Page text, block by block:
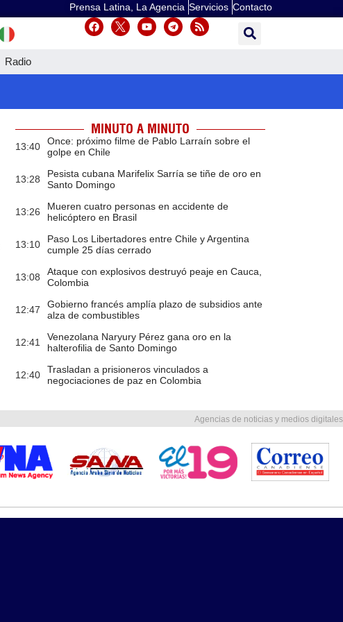
Prensa Latina, La Agencia Servicios Contacto
Radio
MINUTO A MINUTO
13:40
Once: próximo filme de Pablo Larraín sobre el
golpe en Chile
13:28
Pesista cubana Marifelix Sarría se tiñe de oro en
Santo Domingo
13:26
Mueren cuatro personas en accidente de
helicóptero en Brasil
13:10
Paso Los Libertadores entre Chile y Argentina
cumple 25 días cerrado
13:08
Ataque con explosivos destruyó peaje en Cauca,
Colombia
12:47
Gobierno francés amplía plazo de subsidios ante
alza de combustibles
12:41
Venezolana Naryury Pérez gana oro en la
halterofilia de Santo Domingo
12:40
Trasladan a prisioneros vinculados a
negociaciones de paz en Colombia
Agencias de noticias y medios digitales